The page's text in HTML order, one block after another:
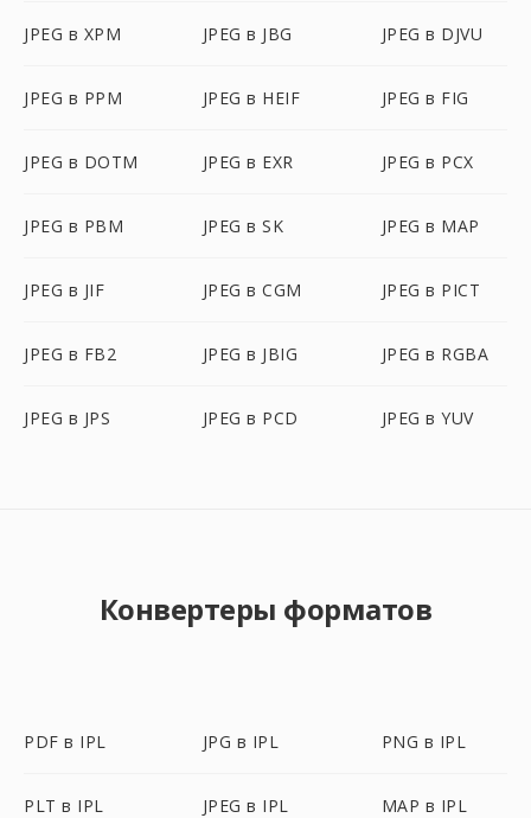
JPEG в XPM JPEG в JBG JPEG в DJVU
JPEG в PPM JPEG в HEIF JPEG в FIG
JPEG в DOTM JPEG в EXR JPEG в PCX
JPEG в PBM JPEG в SK JPEG в MAP
JPEG в JIF JPEG в CGM JPEG в PICT
JPEG в FB2 JPEG в JBIG JPEG в RGBA
JPEG в JPS JPEG в PCD JPEG в YUV
Конвертеры форматов
PDF в IPL JPG в IPL PNG в IPL
PLT в IPL JPEG в IPL MAP в IPL